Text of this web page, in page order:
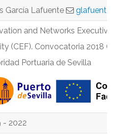
García Lafuente
and Networks
(CEF). Convocatoria 2018
Portuaria de Sevilla
- 2022